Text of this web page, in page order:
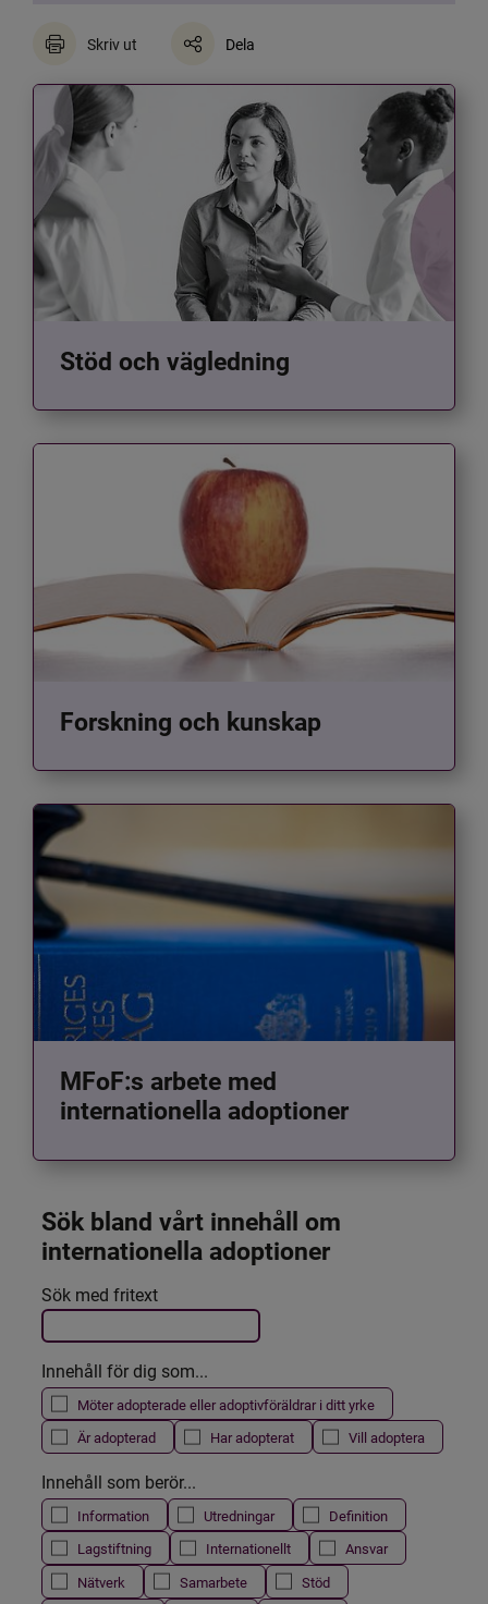
Skriv ut Dela
Stöd och vägledning
Forskning och kunskap
MFoF:s arbete med
internationella adoptioner
Sök bland vårt innehåll om
internationella adoptioner
Filtrera resultatet
Det här formuläret postas automatiskt
Sök med fritext
Innehåll för dig som...
Möter adopterade eller adoptivföräldrar i ditt yrke
Är adopterad
Har adopterat Vill adoptera
Innehåll som berör...
Information Utredningar
Definition
Lagstiftning
Internationellt
Ansvar
Nätverk
Samarbete
Stöd